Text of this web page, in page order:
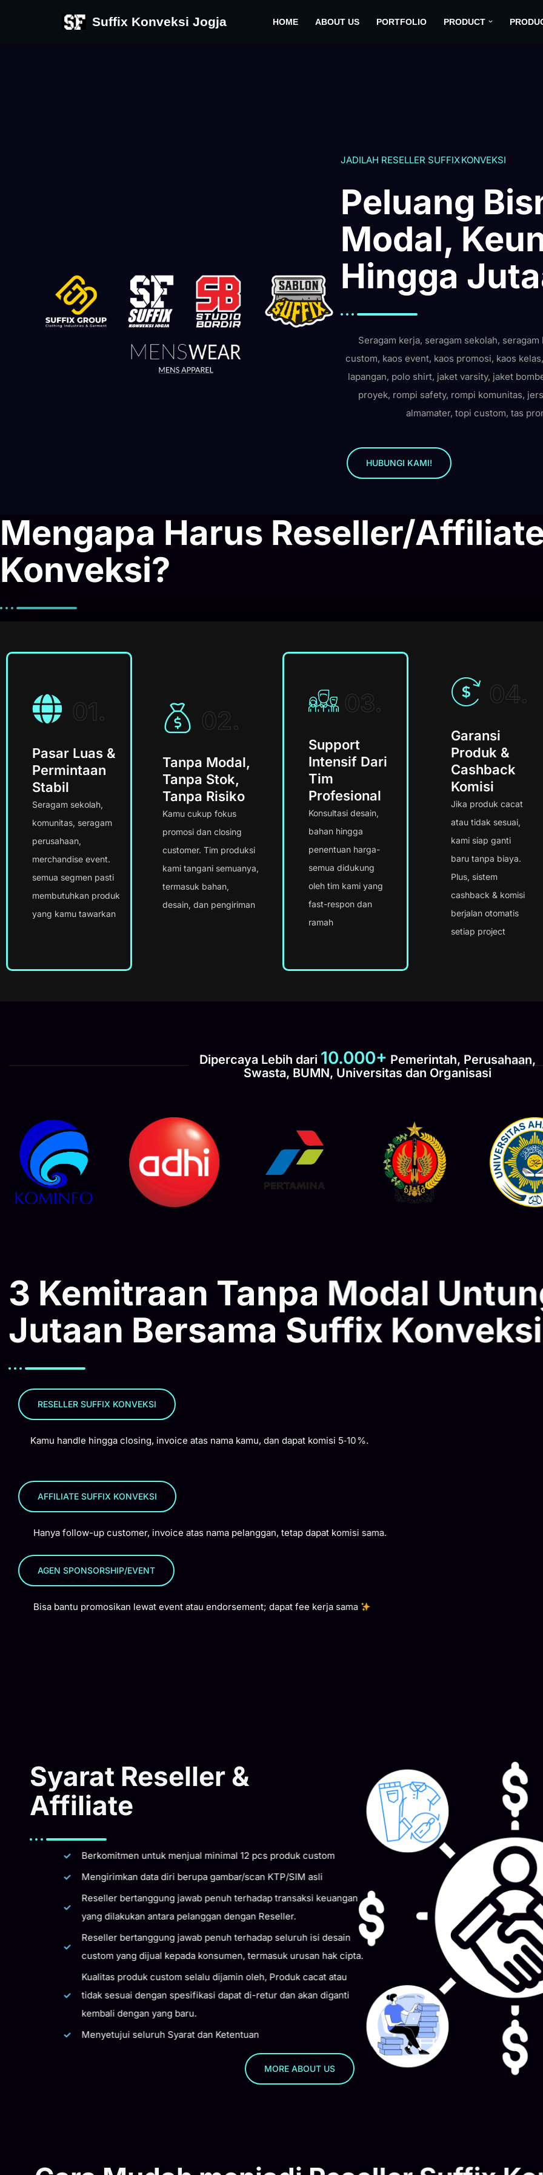
Suffix Konveksi Jogja HOME ABOUT US PORTFOLIO PRODUCT
JADILAH RESELLER SUFFIX KONVEKSI
Peluang
Modal,
Hingga
Seragam kerja, seragam sekolah,
custom, kaos event, kaos promosi, kaos
lapangan, polo shirt, jaket varsity, jaket
proyek, rompi safety, rompi komunitas,
almamater, topi custom, tas
HUBUNGI KAMI!
Mengapa Harus Reseller/
Konveksi?
01.
Pasar Luas &
Permintaan
Stabil
Seragam sekolah,
komunitas, seragam
perusahaan,
merchandise event.
semua segmen pasti
membutuhkan produk
yang kamu tawarkan
02.
Tanpa Modal,
Tanpa Stok,
Tanpa Risiko
Kamu cukup fokus
promosi dan closing
customer. Tim produksi
kami tangani semuanya,
termasuk bahan,
desain, dan pengiriman
03.
Support
Intensif Dari
Tim
Profesional
Konsultasi desain,
bahan hingga
penentuan harga-
semua didukung
oleh tim kami yang
fast-respon dan
ramah
04.
Garansi
Produk &
Cashback
Komisi
Jika produk cacat
atau tidak sesuai,
kami siap ganti
baru tanpa biaya.
Plus, sistem
cashback & komisi
berjalan otomatis
setiap project
Dipercaya Lebih dari 10.000+ Pemerintah, Perusahaan,
Swasta, BUMN, Universitas dan Organisasi
3 Kemitraan Tanpa Modal
Jutaan Bersama Suffix
RESELLER SUFFIX KONVEKSI
Kamu handle hingga closing, invoice atas nama kamu, dan dapat komisi 5‑10 %.
AFFILIATE SUFFIX KONVEKSI
Hanya follow-up customer, invoice atas nama pelanggan, tetap dapat komisi sama.
AGEN SPONSORSHIP/EVENT
Bisa bantu promosikan lewat event atau endorsement; dapat fee kerja sama
Syarat Reseller &
Affiliate
Berkomitmen untuk menjual minimal 12 pcs produk custom
Mengirimkan data diri berupa gambar/scan KTP/SIM asli
Reseller bertanggung jawab penuh terhadap transaksi keuangan
yang dilakukan antara pelanggan dengan Reseller.
Reseller bertanggung jawab penuh terhadap seluruh isi desain
custom yang dijual kepada konsumen, termasuk urusan hak cipta.
Kualitas produk custom selalu dijamin oleh, Produk cacat atau
tidak sesuai dengan spesifikasi dapat di-retur dan akan diganti
kembali dengan yang baru.
Menyetujui seluruh Syarat dan Ketentuan
MORE ABOUT US